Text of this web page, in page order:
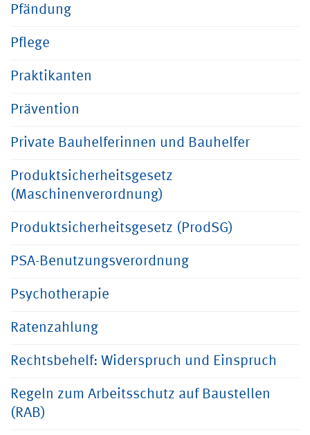
Pfändung
Pflege
Praktikanten
Prävention
Private Bauhelferinnen und Bauhelfer
Produktsicherheitsgesetz
(Maschinenverordnung)
Produktsicherheitsgesetz (ProdSG)
PSA-Benutzungsverordnung
Psychotherapie
Ratenzahlung
Rechtsbehelf: Widerspruch und Einspruch
Regeln zum Arbeitsschutz auf Baustellen
(RAB)